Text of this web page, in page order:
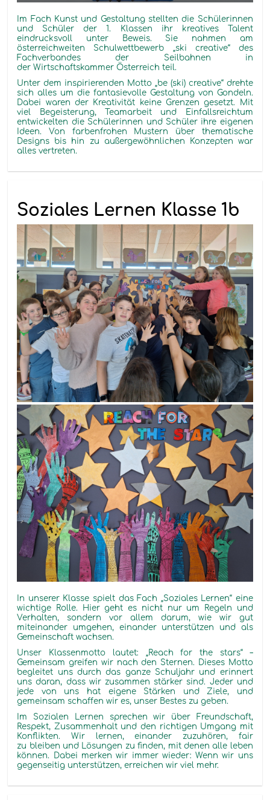
Im Fach Kunst und Gestaltung stellten die Schülerinnen
und Schüler der 1. Klassen
ihr kreatives Talent
eindrucksvoll unter Beweis. Sie nahmen am
österreichweiten Schulwettbewerb
„ski creative“
des
Fachverbandes der Seilbahnen in
der Wirtschaftskammer Österreich teil.
Unter dem inspirierenden Motto „be (ski) creative“ drehte
sich alles um die fantasievolle Gestaltung von Gondeln.
Dabei waren der Kreativität keine Grenzen gesetzt.
Mit
viel Begeisterung, Teamarbeit und Einfallsreichtum
entwickelten die Schülerinnen und Schüler ihre eigenen
Ideen. Von farbenfrohen Mustern über thematische
Designs bis hin zu außergewöhnlichen Konzepten war
alles vertreten.
Soziales Lernen Klasse 1b
In unserer Klasse spielt das Fach „Soziales Lernen“ eine
wichtige Rolle. Hier geht es nicht nur um Regeln und
Verhalten, sondern vor allem darum, wie wir gut
miteinander umgehen, einander unterstützen und als
Gemeinschaft wachsen.
Unser Klassenmotto lautet: „Reach for the stars“ –
Gemeinsam greifen wir nach den Sternen. Dieses Motto
begleitet uns durch das ganze Schuljahr und erinnert
uns daran, dass wir zusammen stärker sind. Jeder und
jede von uns hat eigene Stärken und Ziele, und
gemeinsam schaffen wir es, unser Bestes zu geben.
Im Sozialen Lernen sprechen wir über Freundschaft,
Respekt, Zusammenhalt und den richtigen Umgang mit
Konflikten. Wir lernen, einander zuzuhören, fair
zu bleiben und Lösungen zu finden, mit denen alle leben
können. Dabei merken wir immer wieder: Wenn wir uns
gegenseitig unterstützen, erreichen wir viel mehr.